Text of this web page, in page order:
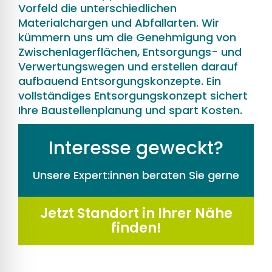
Vorfeld die unterschiedlichen
Materialchargen und Abfallarten. Wir
kümmern uns um die Genehmigung von
Zwischenlagerflächen, Entsorgungs- und
Verwertungswegen und erstellen darauf
aufbauend Entsorgungskonzepte. Ein
vollständiges Entsorgungskonzept sichert
Ihre Baustellenplanung und spart Kosten.
Interesse geweckt?
Unsere Expert:innen beraten Sie gerne
Jetzt Standort in Ihrer Nähe
finden!